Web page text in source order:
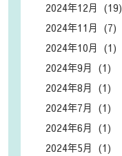
2024年12月 (19)
2024年11月 (7)
2024年10月 (1)
2024年9月 (1)
2024年8月 (1)
2024年7月 (1)
2024年6月 (1)
2024年5月 (1)